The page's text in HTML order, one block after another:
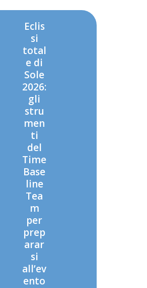
Eclis
si
total
e di
Sole
2026:
gli
stru
men
ti
del
Time
Base
line
Tea
m
per
prep
arar
si
all’ev
ento